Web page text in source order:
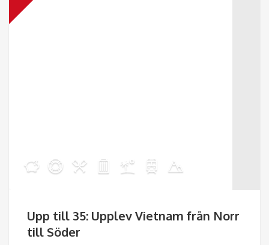
Upp till 35: Upplev Vietnam från Norr
till Söder